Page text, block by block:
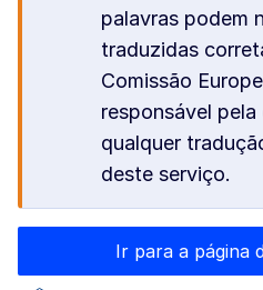
palavras podem
traduzidas
Comissão
responsável
qualquer
deste serviço.
Ir para a página